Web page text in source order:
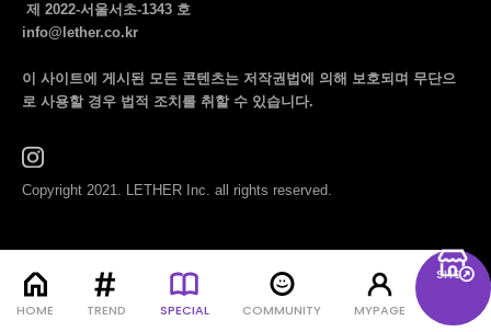
HOME TREND SPECIAL COMMUNITY MYPAGE
menu
SHOP
제 2022-서울서초-1343 호
info@lether.co.kr
이 사이트에 게시된 모든 콘텐츠는 저작권법에 의해 보호되며 무단으
로 사용할 경우 법적 조치를 취할 수 있습니다.
Copyright 2021. LETHER Inc. all rights reserved.